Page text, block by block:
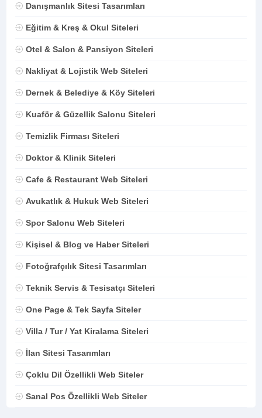
Danışmanlık Sitesi Tasarımları
Eğitim & Kreş & Okul Siteleri
Otel & Salon & Pansiyon Siteleri
Nakliyat & Lojistik Web Siteleri
Dernek & Belediye & Köy Siteleri
Kuaför & Güzellik Salonu Siteleri
Temizlik Firması Siteleri
Doktor & Klinik Siteleri
Cafe & Restaurant Web Siteleri
Avukatlık & Hukuk Web Siteleri
Spor Salonu Web Siteleri
Kişisel & Blog ve Haber Siteleri
Fotoğrafçılık Sitesi Tasarımları
Teknik Servis & Tesisatçı Siteleri
One Page & Tek Sayfa Siteler
Villa / Tur / Yat Kiralama Siteleri
İlan Sitesi Tasarımları
Çoklu Dil Özellikli Web Siteler
Sanal Pos Özellikli Web Siteler